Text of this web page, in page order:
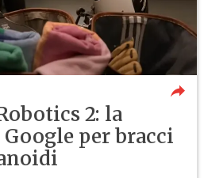
2: la
per bracci